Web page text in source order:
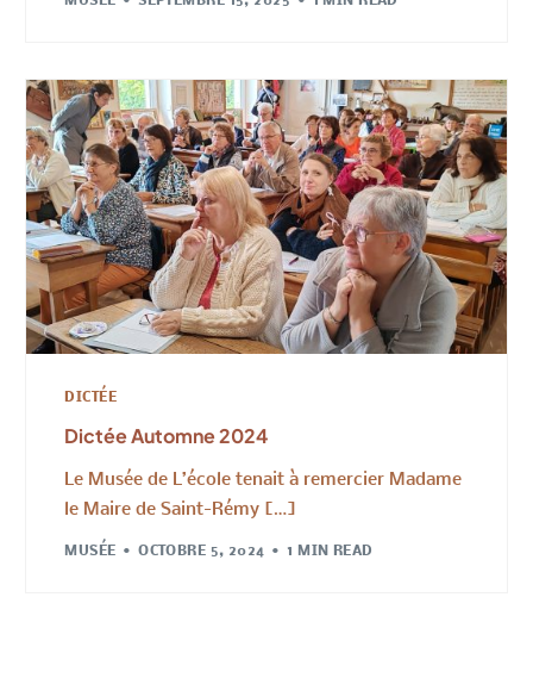
DICTÉE
Dictée Automne 2024
Le Musée de L’école tenait à remercier Madame
le Maire de Saint-Rémy […]
MUSÉE OCTOBRE 5, 2024 1 MIN READ